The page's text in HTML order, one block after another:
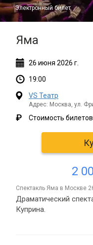
Яма
Электронный билет
26 июня 2026 г.
19:00
VS Театр
Адрес: Москва, ул.
₽ Стоимость
2
спектакль Яма в Москве
Драматический
Куприна.